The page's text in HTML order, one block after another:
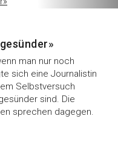
man nur noch
sich eine Journalistin
Selbstversuch
sind. Die
sprechen dagegen.